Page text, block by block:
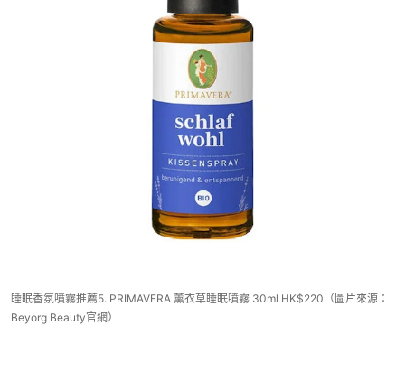
睡眠香氛噴霧推薦5. PRIMAVERA 薰衣草睡眠噴霧 30ml HK$220（圖片來源：
Beyorg Beauty官網）